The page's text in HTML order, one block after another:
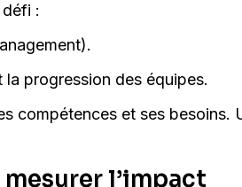
:
progression des équipes.
compétences et ses
l’impact